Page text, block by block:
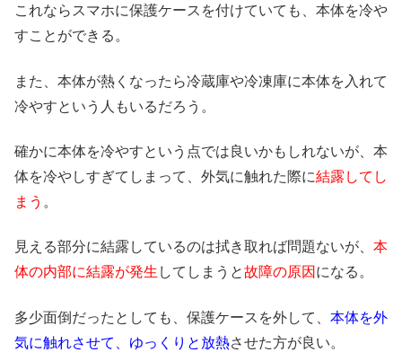
これならスマホに保護ケースを付けていても、本体を冷や
すことができる。
また、本体が熱くなったら冷蔵庫や冷凍庫に本体を入れて
冷やすという人もいるだろう。
確かに本体を冷やすという点では良いかもしれないが、本
体を冷やしすぎてしまって、外気に触れた際に結露してし
まう 。
見える部分に結露しているのは拭き取れば問題ないが、 本
体の内部に結露が発生 してしまうと故障の原因 になる。
多少面倒だったとしても、保護ケースを外して、 本体を外
気に触れさせて、ゆっくりと放熱させた方が良い。